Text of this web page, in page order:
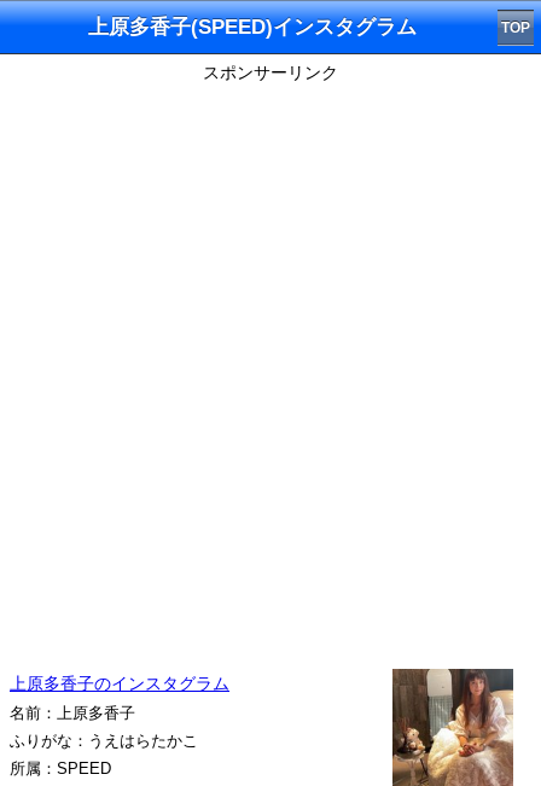
上原多香子(SPEED)インスタグラム TOP
スポンサーリンク
上原多香子のインスタグラム
名前：上原多香子
ふりがな：うえはらたかこ
所属：SPEED